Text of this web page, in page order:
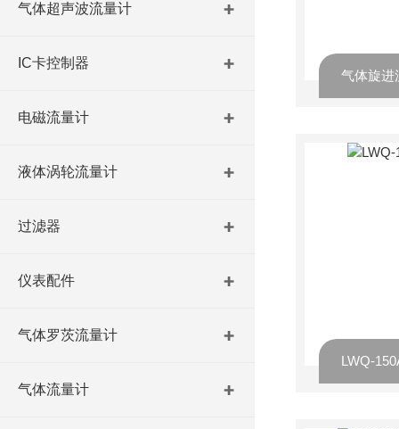
气体超声波流量计
IC卡控制器
电磁流量计
液体涡轮流量计
过滤器
仪表配件
气体罗茨流量计
气体流量计
气体旋进
LWQ-